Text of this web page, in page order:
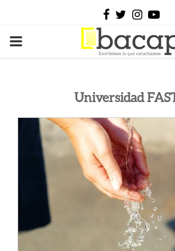
Facebook
Twitter
PRIMARY
Universidad